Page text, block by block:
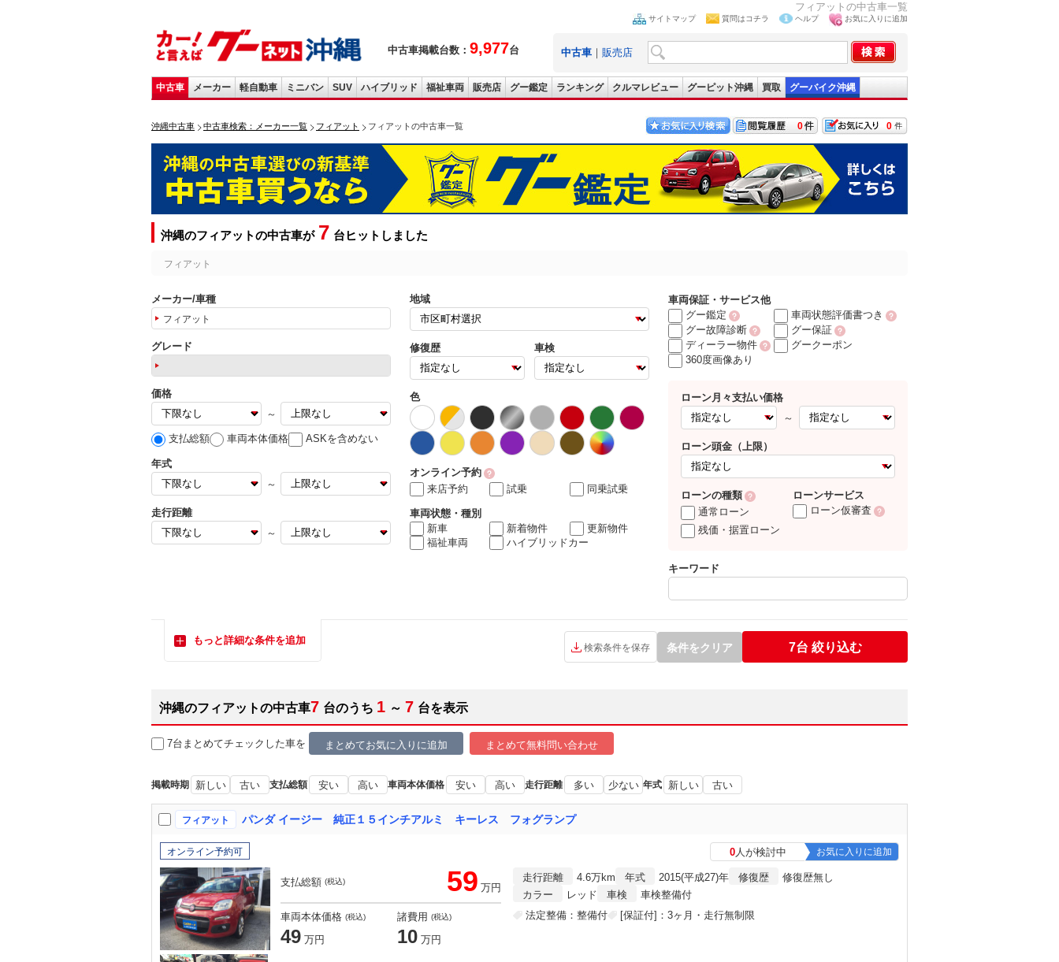
フィアットの中古車一覧
中古車掲載台数： 9,977台
サイトマップ 質問はコチラ ヘルプ お気に入りに追加
中古車 ｜ 販売店
中古車 メーカー 軽自動車 ミニバン SUV ハイブリッド 福祉車両 販売店 グー鑑定 ランキング クルマレビュー グーピット沖縄 買取 グーバイク沖縄
沖縄中古車 中古車検索：メーカー一覧 フィアット フィアットの中古車一覧 0
0
沖縄のフィアットの中古車が 7 台ヒットしました
フィアット
メーカー/車種
フィアット
グレード
価格
～
支払総額 車両本体価格 ASKを含めない
年式
～
走行距離
～
地域
修復歴 車検
色
オンライン予約
来店予約
試乗 同乗試乗
車両状態・種別
新車
新着物件
更新物件
福祉車両
ハイブリッドカー
車両保証・サービス他
グー鑑定
車両状態評価書つき
グー故障診断
グー保証
ディーラー物件
グークーポン
360度画像あり
ローン月々支払い価格
～
ローン頭金（上限）
ローンの種類
通常ローン
残価・据置ローン
ローンサービス
ローン仮審査
キーワード
もっと詳細な条件を追加
検索条件を保存 条件をクリア 7台 絞り込む
沖縄のフィアットの中古車7 台のうち 1 ～ 7 台を表示
7台まとめてチェック した車を まとめてお気に入りに追加 まとめて無料問い合わせ
掲載時期 新しい 古い 支払総額 安い 高い 車両本体価格 安い 高い 走行距離 多い 少ない 年式 新しい 古い
フィアット パンダ イージー 純正１５インチアルミ キーレス フォグランプ
オンライン予約可 0人が検討中 お気に入りに追加
支払総額 (税込) 59 万円
車両本体価格 (税込)
49 万円
諸費用 (税込)
10 万円
走行距離 4.6万km 年式 2015(平成27)年 修復歴
修復歴無し
カラー
レッド 車検
車検整備付
法定整備：整備付
[保証付]：3ヶ月・走行無制限